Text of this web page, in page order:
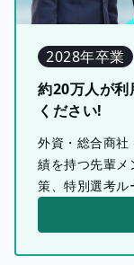
2028年卒業
約20万人が利
ください!
外資・総合商
績を持つ先輩メ
策、特別選考ル